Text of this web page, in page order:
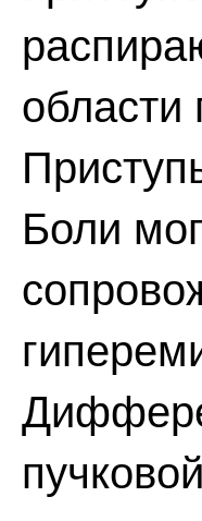
области
Боли